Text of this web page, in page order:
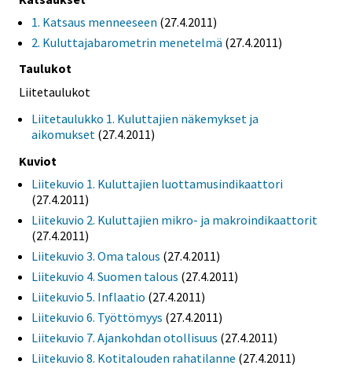
1. Katsaus menneeseen (27.4.2011)
2. Kuluttajabarometrin menetelmä (27.4.2011)
Taulukot
Liitetaulukot
Liitetaulukko 1. Kuluttajien näkemykset ja
aikomukset (27.4.2011)
Kuviot
Liitekuvio 1. Kuluttajien luottamusindikaattori
(27.4.2011)
Liitekuvio 2. Kuluttajien mikro- ja makroindikaattorit
(27.4.2011)
Liitekuvio 3. Oma talous (27.4.2011)
Liitekuvio 4. Suomen talous (27.4.2011)
Liitekuvio 5. Inflaatio (27.4.2011)
Liitekuvio 6. Työttömyys (27.4.2011)
Liitekuvio 7. Ajankohdan otollisuus (27.4.2011)
Liitekuvio 8. Kotitalouden rahatilanne (27.4.2011)